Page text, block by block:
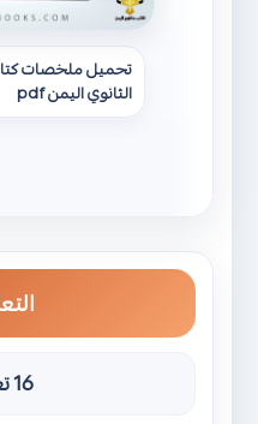
تحميل ملخصات
الثانوي اليمن pdf
16 تعليقات